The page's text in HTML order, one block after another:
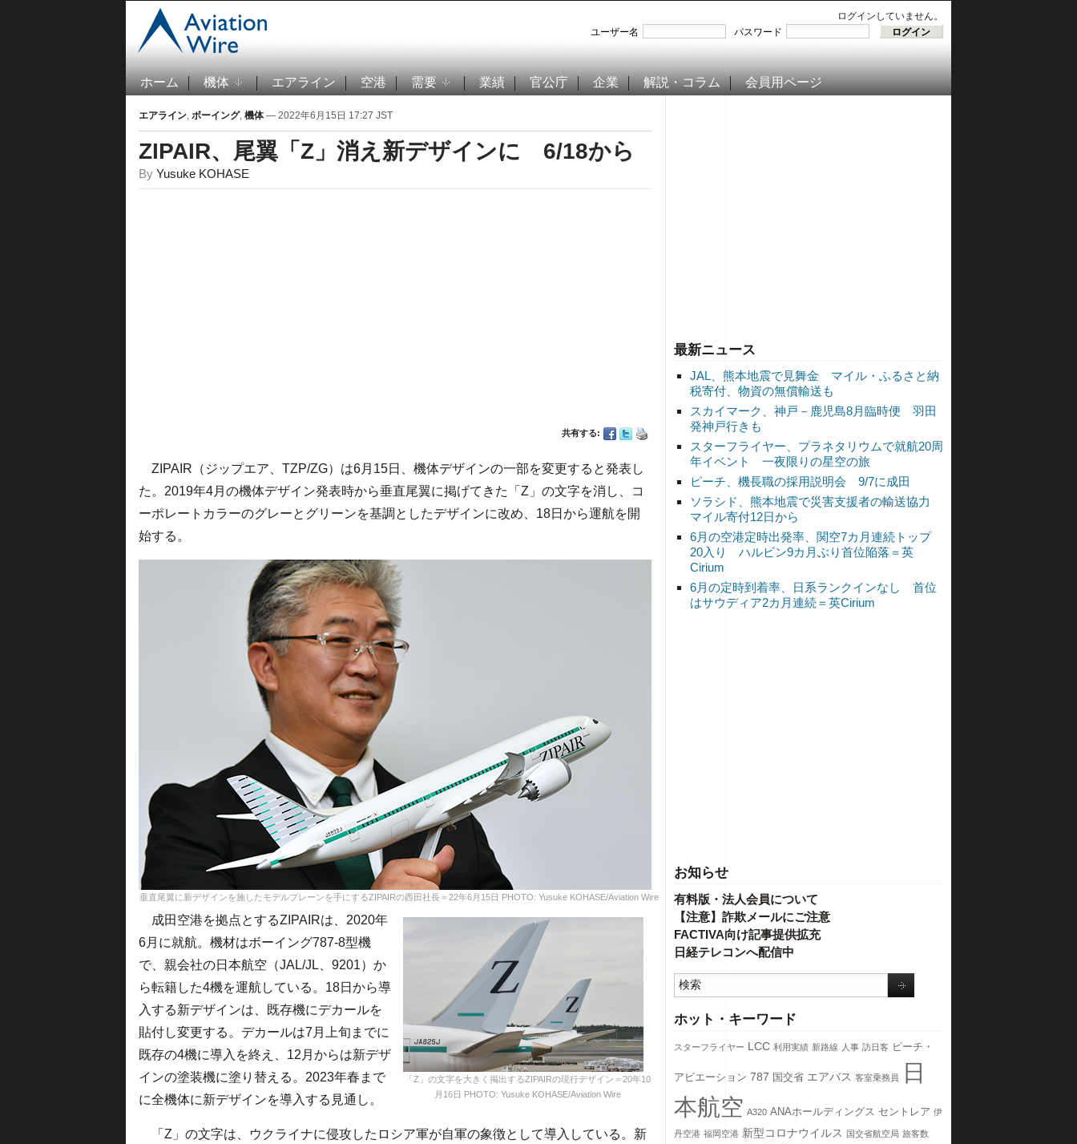
ログインしていません。
ユーザー名
パスワード
ホーム 機体 エアライン 空港 需要 業績 官公庁 企業 解説・コラム 会員用ページ
最新ニュース
JAL、熊本地震で見舞金 マイル・ふるさと納
税寄付、物資の無償輸送も
スカイマーク、神戸－鹿児島8月臨時便 羽田
発神戸行きも
スターフライヤー、プラネタリウムで就航20周
年イベント 一夜限りの星空の旅
ピーチ、機長職の採用説明会 9/7に成田
ソラシド、熊本地震で災害支援者の輸送協力
マイル寄付12日から
6月の空港定時出発率、関空7カ月連続トップ
20入り ハルビン9カ月ぶり首位陥落＝英
Cirium
6月の定時到着率、日系ランクインなし 首位
はサウディア2カ月連続＝英Cirium
お知らせ
有料版・法人会員について
【注意】詐欺メールにご注意
FACTIVA向け記事提供拡充
日経テレコンへ配信中
ホット・キーワード
スターフライヤー LCC 利用実績 新路線 人事 訪日客 ピーチ・
アビエーション 787 国交省 エアバス 客室乗務員
日
本航空 A320 ANAホールディングス セントレア 伊
丹空港 福岡空港 新型コロナウイルス 国交省航空局 旅客数
エアライン, ボーイング, 機体— 2022年6月15日 17:27 JST
ZIPAIR、尾翼「Z」消え新デザインに 6/18から
By Yusuke KOHASE
共有する:
ZIPAIR（ジップエア、TZP/ZG）は6月15日、機体デザインの一部を変更すると発表し
た。2019年4月の機体デザイン発表時から垂直尾翼に掲げてきた「Z」の文字を消し、コ
ーポレートカラーのグレーとグリーンを基調としたデザインに改め、18日から運航を開
始する。
垂直尾翼に新デザインを施したモデルプレーンを手にするZIPAIRの西田社長＝22年6月15日 PHOTO: Yusuke KOHASE/Aviation Wire
「Z」の文字を大きく掲出するZIPAIRの現行デザイン＝20年10
月16日 PHOTO: Yusuke KOHASE/Aviation Wire
成田空港を拠点とするZIPAIRは、2020年
6月に就航。機材はボーイング787-8型機
で、親会社の日本航空（JAL/JL、9201）か
ら転籍した4機を運航している。18日から導
入する新デザインは、既存機にデカールを
貼付し変更する。デカールは7月上旬までに
既存の4機に導入を終え、12月からは新デザ
インの塗装機に塗り替える。2023年春まで
に全機体に新デザインを導入する見通し。
「Z」の文字は、ウクライナに侵攻したロシア軍が自軍の象徴として導入している。新